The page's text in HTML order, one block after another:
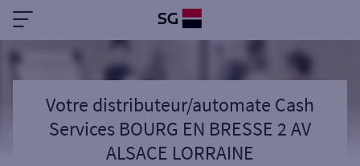
Votre distributeur/automate Cash
Services BOURG EN BRESSE 2 AV
ALSACE LORRAINE